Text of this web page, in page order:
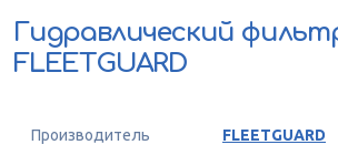
Гидравлический
FLEETGUARD
Производитель FLEETGUARD